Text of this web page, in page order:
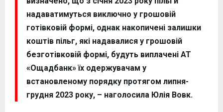
надаватимуться виключно у грошовій
готівковій формі, однак накопичені залишки
коштів пільг, які надавалися у грошовій
безготівковій формі, будуть виплачені АТ
«Ощадбанк» їх одержувачам у
встановленому порядку протягом липня-
грудня 2023 року, – наголосила Юлія Вовк.